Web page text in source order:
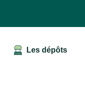
Les dépôts